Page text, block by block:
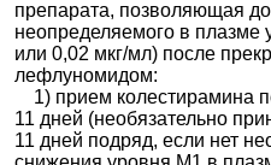
препарата, позволяющая
неопределяемого в плазме
или 0,02 мкг/мл) после
лефлуномидом:
1) прием колестирамина
11 дней (необязательно
11 дней подряд, если нет